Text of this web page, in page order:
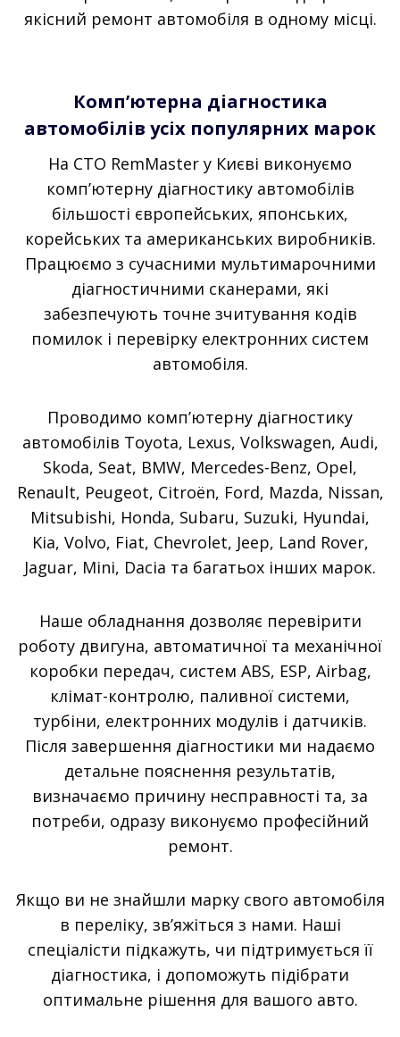
якісний ремонт автомобіля в одному місці.
Комп’ютерна діагностика
автомобілів усіх популярних марок
На СТО RemMaster у Києві виконуємо
комп’ютерну діагностику автомобілів
більшості європейських, японських,
корейських та американських виробників.
Працюємо з сучасними мультимарочними
діагностичними сканерами, які
забезпечують точне зчитування кодів
помилок і перевірку електронних систем
автомобіля.
Проводимо комп’ютерну діагностику
автомобілів Toyota, Lexus, Volkswagen, Audi,
Skoda, Seat, BMW, Mercedes-Benz, Opel,
Renault, Peugeot, Citroën, Ford, Mazda, Nissan,
Mitsubishi, Honda, Subaru, Suzuki, Hyundai,
Kia, Volvo, Fiat, Chevrolet, Jeep, Land Rover,
Jaguar, Mini, Dacia та багатьох інших марок.
Наше обладнання дозволяє перевірити
роботу двигуна, автоматичної та механічної
коробки передач, систем ABS, ESP, Airbag,
клімат-контролю, паливної системи,
турбіни, електронних модулів і датчиків.
Після завершення діагностики ми надаємо
детальне пояснення результатів,
визначаємо причину несправності та, за
потреби, одразу виконуємо професійний
ремонт.
Якщо ви не знайшли марку свого автомобіля
в переліку, зв’яжіться з нами. Наші
спеціалісти підкажуть, чи підтримується її
діагностика, і допоможуть підібрати
оптимальне рішення для вашого авто.